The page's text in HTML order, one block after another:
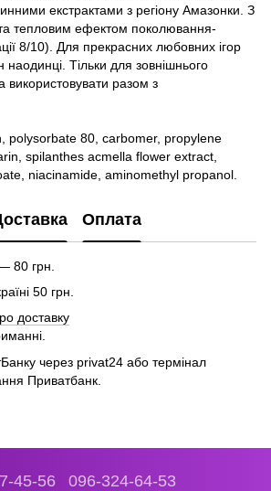
екстрактами з регіону Амазонки. З
тепловим ефектом поколювання-
8/10). Для прекрасних любовних ігор
наодинці. Тільки для зовнішнього
разом з
polysorbate 80, carbomer, propylene
spilanthes acmella flower extract,
niacinamide, aminomethyl propanol.
Оплата
80 грн.
50 грн.
доставку
через privat24 або термінал
Приватбанк.
45-56 096-324-64-53